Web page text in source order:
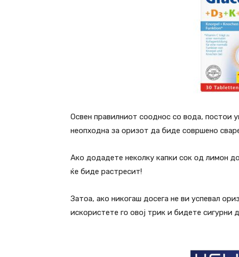
Освен правилниот сооднос со вода, постои
неопходна за оризот да биде совршено
Ако додадете неколку капки сок од лимон
ќе биде растресит!
Затоа, ако никогаш досега не ви успевал
искористете го овој трик и бидете сигурни